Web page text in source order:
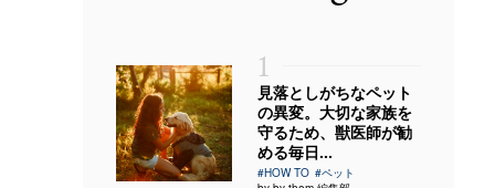
1
見落としがちなペット
の異変。大切な家族を
守るため、獣医師が勧
める毎日...
#HOW TO #ペット